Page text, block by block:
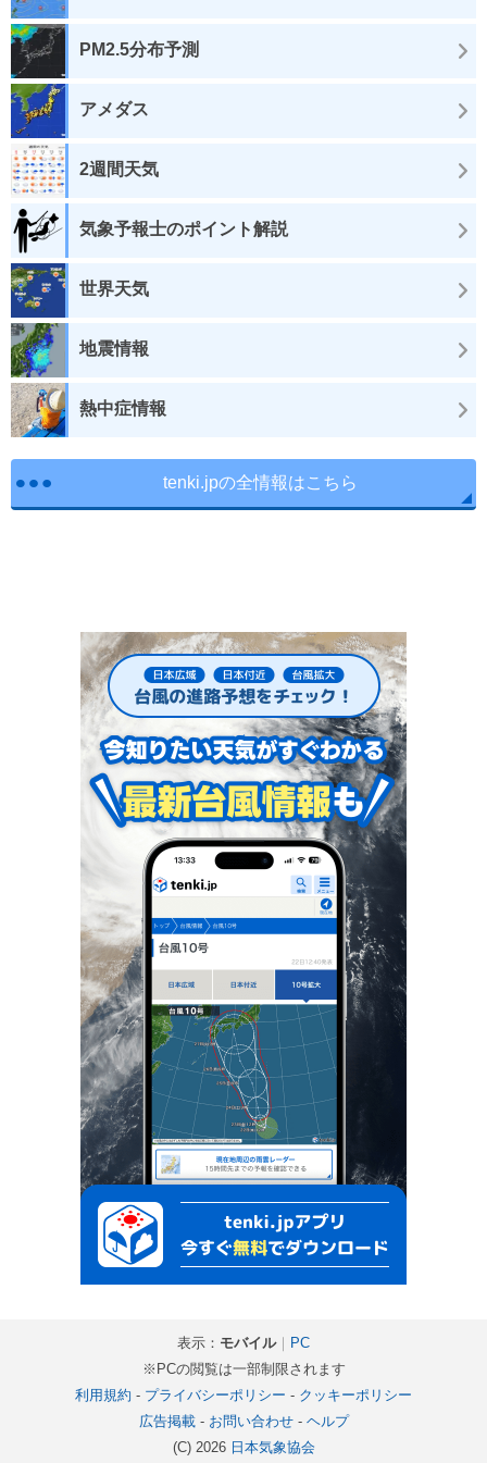
PM2.5分布予測
アメダス
2週間天気
気象予報士のポイント解説
世界天気
地震情報
熱中症情報
tenki.jpの全情報はこちら
表示： モバイル｜ PC
※PCの閲覧は一部制限されます
利用規約 - プライバシーポリシー - クッキーポリシー
広告掲載- お問い合わせ- ヘルプ
(C) 2026 日本気象協会